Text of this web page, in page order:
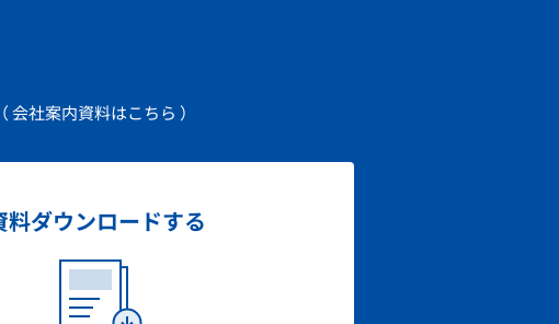
（ 会社案内資料はこちら ）
料ダウンロードする